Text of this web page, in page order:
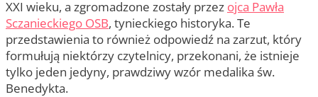
XXI wieku, a zgromadzone zostały przez ojca Pawła
Sczanieckiego OSB, tynieckiego historyka. Te
przedstawienia to również odpowiedź na zarzut, który
formułują niektórzy czytelnicy, przekonani, że istnieje
tylko jeden jedyny, prawdziwy wzór medalika św.
Benedykta.